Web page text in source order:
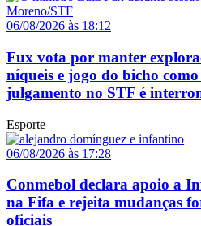
06/08/2026 às 18:12
Fux vota por manter
níqueis e jogo do bicho
julgamento no STF é
Esporte
06/08/2026 às 17:28
Conmebol declara apoio a
na Fifa e rejeita mudanças
oficiais